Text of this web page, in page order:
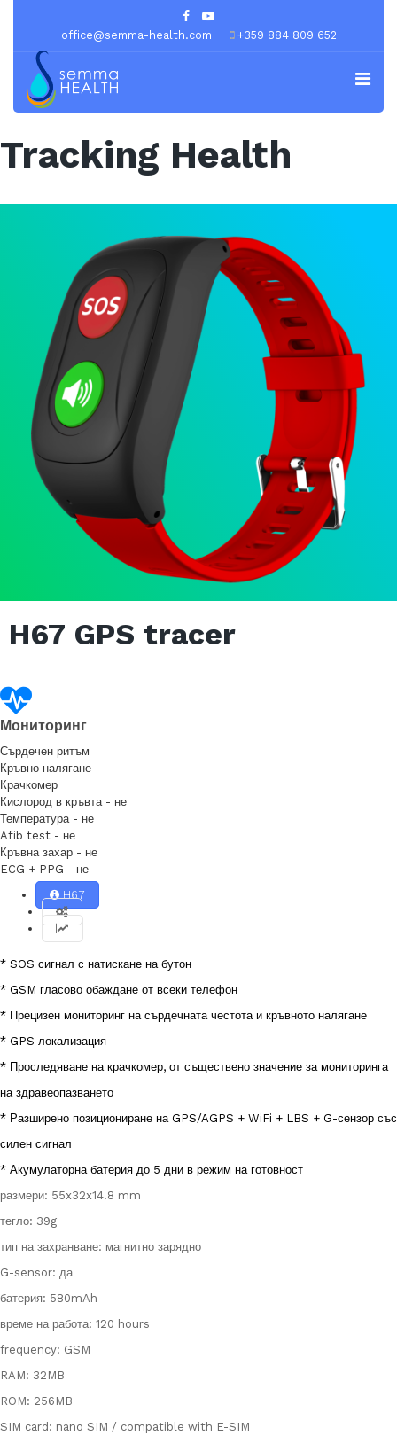
office@semma-health.com +359 884 809 652
Tracking Health
H67 GPS tracer
Мониторинг
Сърдечен ритъм
Кръвно налягане
Крачкомер
Кислород в кръвта - не
Температура - не
Afib test - не
Кръвна захар - не
ECG + PPG - не
H67
* SOS сигнал с натискане на бутон
* GSM гласово обаждане от всеки телефон
* Прецизен мониторинг на сърдечната честота и кръвното налягане
* GPS локализация
* Проследяване на крачкомер, от съществено значение за мониторинга
на здравеопазването
* Разширено позициониране на GPS/AGPS + WiFi + LBS + G-сензор със
силен сигнал
* Акумулаторна батерия до 5 дни в режим на готовност
размери: 55x32x14.8 mm
тегло: 39g
тип на захранване: магнитно зарядно
G-sensor: да
батерия: 580mAh
време на работа: 120 hours
frequency: GSM
RAM: 32MB
ROM: 256MB
SIM card: nano SIM / compatible with E-SIM